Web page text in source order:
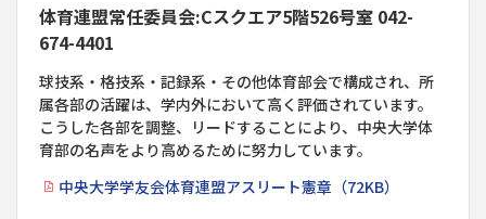
体育連盟常任委員会:Cスクエア5階526号室 042-
674-4401
球技系・格技系・記録系・その他体育部会で構成され、所
属各部の活躍は、学内外において高く評価されています。
こうした各部を調整、リードすることにより、中央大学体
育部の名声をより高めるために努力しています。
中央大学学友会体育連盟アスリート憲章（72KB）